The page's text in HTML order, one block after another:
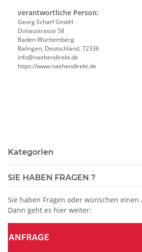
verantwortliche Person:
Georg Scharf GmbH
Donaustrasse 58
Baden-Württemberg
Balingen, Deutschland, 72336
info@naehendirekt.de
https://www.naehendirekt.de
Kategorien
SIE HABEN FRAGEN ?
Sie haben Fragen oder wünschen einen
Dann geht es hier weiter: